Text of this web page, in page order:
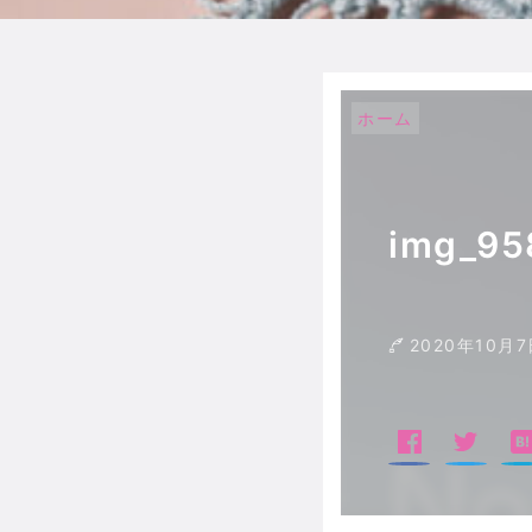
ホーム
2020年10月7